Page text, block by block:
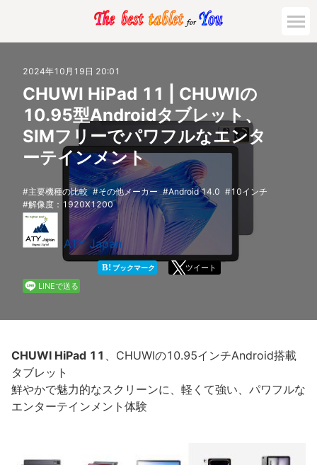
活用対策と事例
主要機種の比較
ゲーミング
法人向け
2024年10月19日 20:01
CHUWI HiPad 11 | CHUWIの
10.95型Androidタブレット、
SIMフリーでパワフルなエンタ
ーテインメント
主要機種の比較 その他メーカー Android 14.0
10インチ
解像度：1920X1200
ATY Japan
B! ブックマーク
ツイート
LINEで送る
CHUWI HiPad 11 、CHUWIの10.95インチAndroid搭載
タブレット
鮮やかで魅力的なスクリーンに、軽くて強い、パワフルな
エンターテインメント体験